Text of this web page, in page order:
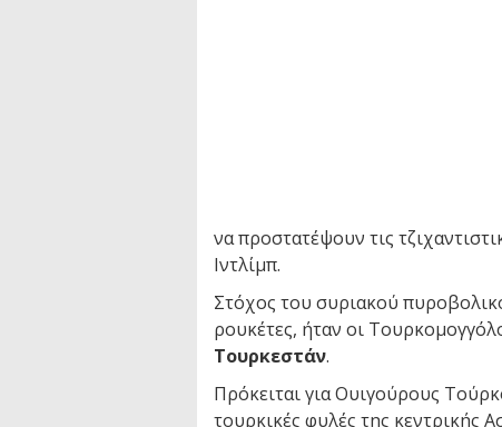
να προστατέψουν τις
Ιντλίμπ.
Στόχος του συριακού
ρουκέτες, ήταν οι
Τουρκεστάν.
Πρόκειται για Ουιγούρους
τουρκικές φυλές της κεντρικής